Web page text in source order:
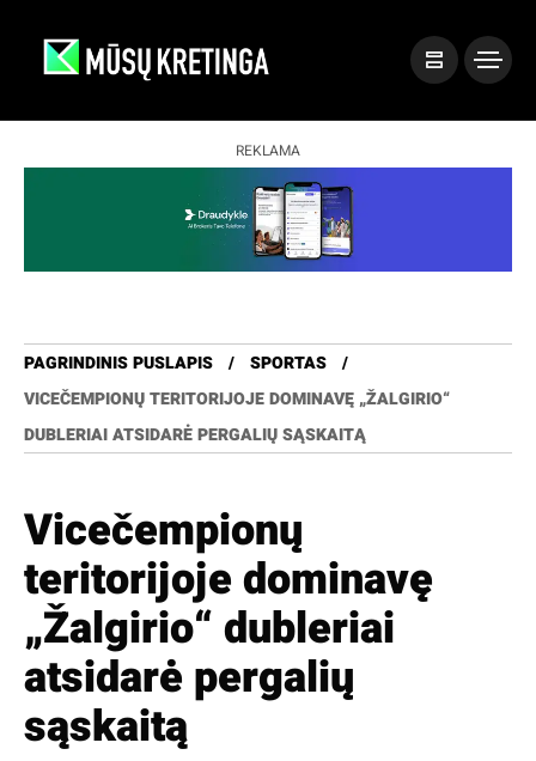
REKLAMA
PAGRINDINIS PUSLAPIS
SPORTAS
VICEČEMPIONŲ TERITORIJOJE DOMINAVĘ „ŽALGIRIO“
DUBLERIAI ATSIDARĖ PERGALIŲ SĄSKAITĄ
Vicečempionų
teritorijoje dominavę
„Žalgirio“ dubleriai
atsidarė pergalių
sąskaitą